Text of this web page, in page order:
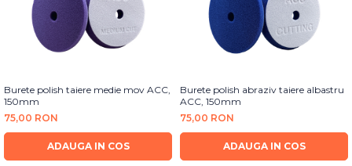
Burete polish taiere medie mov ACC,
150mm
75,00 RON
ADAUGA IN COS
Burete polish abraziv taiere albastru
ACC, 150mm
75,00 RON
ADAUGA IN COS